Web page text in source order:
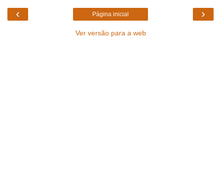
‹ ›
Página inicial
Ver versão para a web